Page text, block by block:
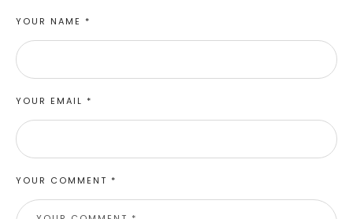
YOUR COMMENT *
YOUR NAME *
YOUR EMAIL *